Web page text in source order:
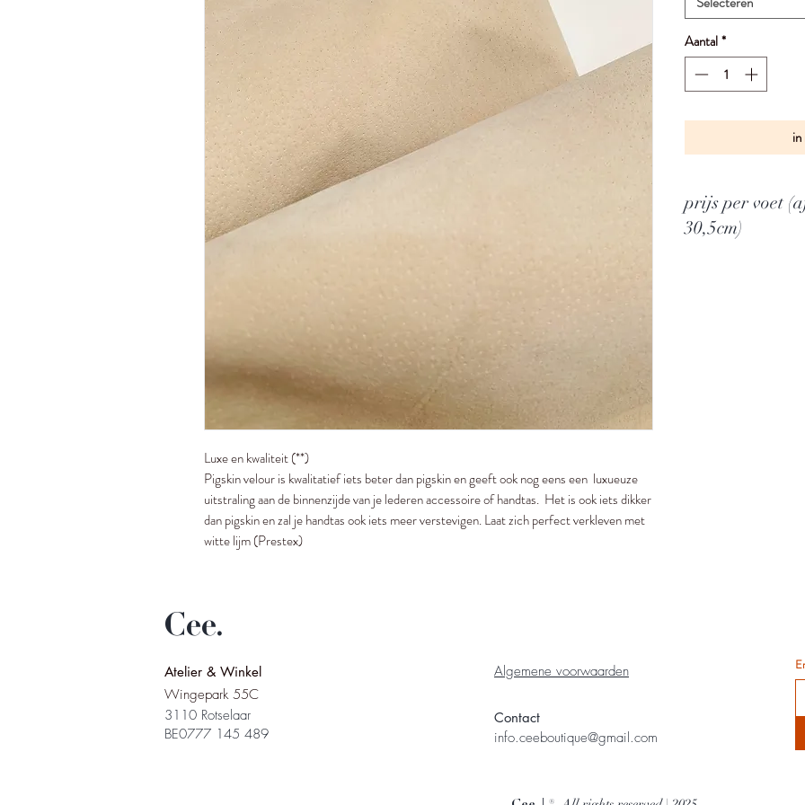
Luxe en kwaliteit (**)
Pigskin velour is kwalitatief iets beter dan pigskin en geeft ook nog eens een luxueuze
uitstraling aan de binnenzijde van je lederen accessoire of handtas. Het is ook iets dikker
dan pigskin en zal je handtas ook iets meer verstevigen. Laat zich perfect verkleven met
witte lijm (Prestex)
Aantal*
prijs per voet
30,5cm)
Cee.
Atelier & Winkel
Wingepark 55C
3110 Rotselaar
BE0777 145 489
Algemene voorwaarden
Contact
info.ceeboutique@gmail.com